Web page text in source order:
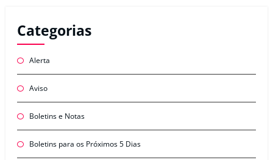
Categorias
Alerta
Aviso
Boletins e Notas
Boletins para os Próximos 5 Dias